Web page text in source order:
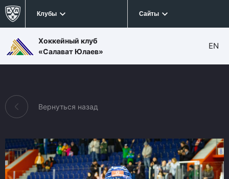
Клубы Сайты
Хоккейный клуб
«Салават Юлаев»
EN
Вернуться назад